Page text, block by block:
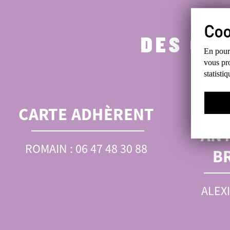
DES
CARTE ADHÈRENT
ROMAIN : 06 47 48 30 88
En
vous